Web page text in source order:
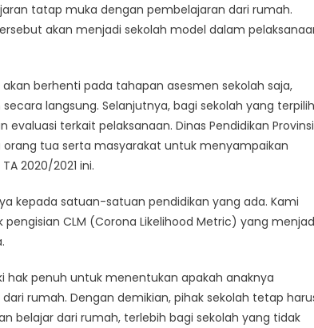
tatap muka dengan pembelajaran dari rumah.
akan menjadi sekolah model dalam
berhenti pada tahapan asesmen sekolah saja,
langsung. Selanjutnya, bagi sekolah yang terpilih
terkait pelaksanaan. Dinas Pendidikan Provinsi
tua serta masyarakat untuk menyampaikan
2020/2021 ini.
kepada satuan-satuan pendidikan yang ada. Kami
CLM (Corona Likelihood Metric) yang
penuh untuk menentukan apakah anaknya
rumah. Dengan demikian, pihak sekolah tetap
belajar dari rumah, terlebih bagi sekolah yang tidak